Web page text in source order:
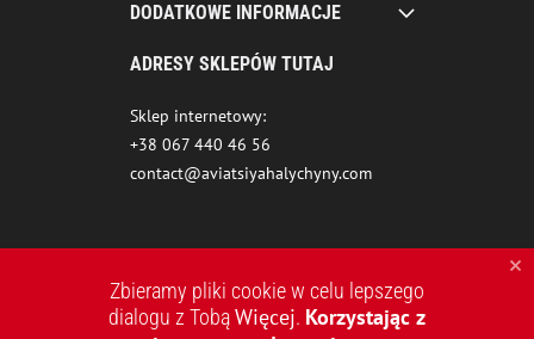
DODATKOWE INFORMACJE
ADRESY SKLEPÓW TUTAJ
Sklep internetowy:
+38 067 440 46 56
contact@aviatsiyahalychyny.com
Zbieramy pliki cookie w celu lepszego
dialogu z TobąWięcej. Korzystając z